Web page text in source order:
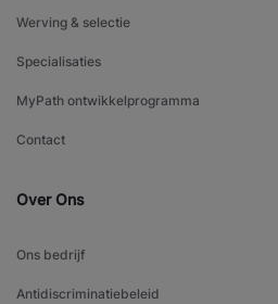
Werving & selectie
Specialisaties
MyPath ontwikkelprogramma
Contact
Over Ons
Ons bedrijf
Antidiscriminatiebeleid